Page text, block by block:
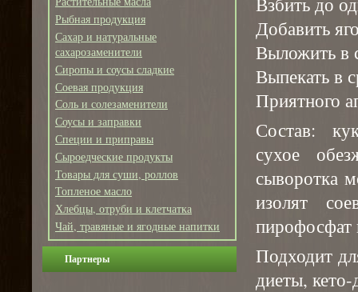
Рыбная продукция
Сахар и натуральные
сахарозаменители
Сиропы и соусы сладкие
Соевая продукция
Соль и солезаменители
Соусы и заправки
Специи и приправы
Сыроедческие продукты
Товары для суши, роллов
Топленое масло
Хлебцы, отруби и клетчатка
Чай, травяные и ягодные напитки
Партнеры
Добавить
Выложить в
Выпекать в
Приятного
Состав:
сухое
сыворотка
изолят
пирофосфат
Подходит
диеты,